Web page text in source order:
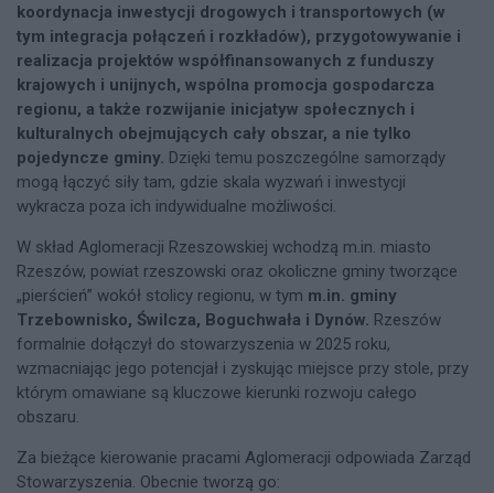
koordynacja inwestycji drogowych i transportowych (w
tym integracja połączeń i rozkładów), przygotowywanie i
realizacja projektów współfinansowanych z funduszy
krajowych i unijnych, wspólna promocja gospodarcza
regionu, a także rozwijanie inicjatyw społecznych i
kulturalnych obejmujących cały obszar, a nie tylko
pojedyncze gminy. Dzięki temu poszczególne samorządy
mogą łączyć siły tam, gdzie skala wyzwań i inwestycji
wykracza poza ich indywidualne możliwości.
W skład Aglomeracji Rzeszowskiej wchodzą m.in. miasto
Rzeszów, powiat rzeszowski oraz okoliczne gminy tworzące
„pierścień” wokół stolicy regionu, w tym m.in. gminy
Trzebownisko, Świlcza, Boguchwała i Dynów. Rzeszów
formalnie dołączył do stowarzyszenia w 2025 roku,
wzmacniając jego potencjał i zyskując miejsce przy stole, przy
którym omawiane są kluczowe kierunki rozwoju całego
obszaru.
Za bieżące kierowanie pracami Aglomeracji odpowiada Zarząd
Stowarzyszenia. Obecnie tworzą go: